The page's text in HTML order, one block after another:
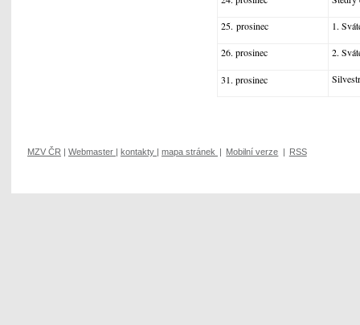
25. prosinec 1.
26. prosinec 2.
31. prosinec Silvestr
MZV ČR | Webmaster | kontakty | mapa stránek | Mobilní verze | RSS